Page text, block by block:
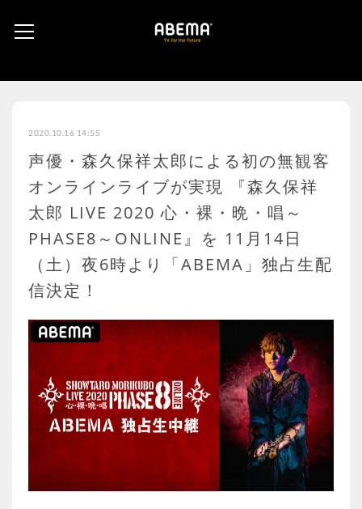
2020.10.16 14:55
声優・森久保祥太郎による初の無観客
オンラインライブが実現 『森久保祥
太郎 LIVE 2020 心・裸・晩・唱～
PHASE8～ONLINE』を 11月14日
（土）夜6時より「ABEMA」独占生配
信決定！